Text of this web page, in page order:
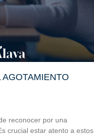
reconocer por una
crucial estar atento a estos